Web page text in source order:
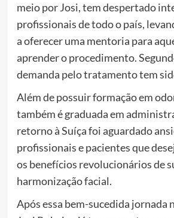
meio por Josi, tem despertado
profissionais de todo o país,
a oferecer uma mentoria para
aprender o procedimento.
demanda pelo tratamento tem
Além de possuir formação em
também é graduada em
retorno à Suíça foi aguardado
profissionais e pacientes que
os benefícios revolucionários de
harmonização facial.
Após essa bem-sucedida jornada